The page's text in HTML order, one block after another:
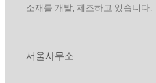
소재를 개발, 제조하고 있습니다.
서울사무소